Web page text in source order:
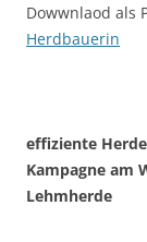
Dowwnlaod als
Herdbauerin
effiziente
Kampagne am
Lehmherde